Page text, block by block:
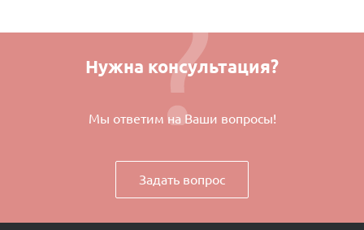
Нужна консультация?
Мы ответим на Ваши вопросы!
Задать вопрос